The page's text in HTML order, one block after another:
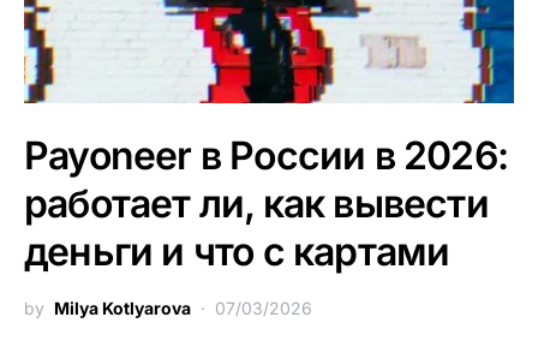
Payoneer в России в 2026:
работает ли, как вывести
деньги и что с картами
by Milya Kotlyarova 07/03/2026